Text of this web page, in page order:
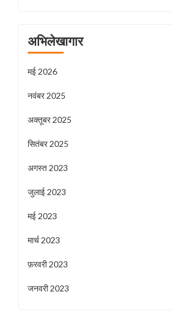
अभिलेखागार
मई 2026
नवंबर 2025
अक्तूबर 2025
सितंबर 2025
अगस्त 2023
जुलाई 2023
मई 2023
मार्च 2023
फ़रवरी 2023
जनवरी 2023